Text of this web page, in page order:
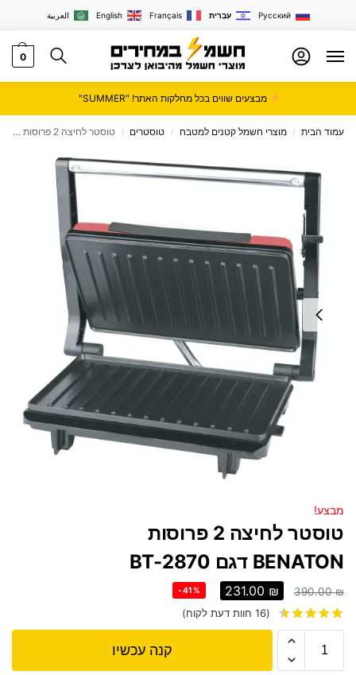
العربية English Français עִבְרִית Русский
0
מבצעים שווים בכל מחלקות האתר! "SUMMER"
עמוד הבית / מוצרי חשמל קטנים למטבח / טוסטרים / טוסטר לחיצה 2 פרוסות BENATON דגם BT-2870
מבצע!
טוסטר לחיצה 2 פרוסות
BENATON דגם BT-2870
390.00₪
231.00 ₪
-41%
(
16 חוות דעת לקוח)
קנה עכשיו